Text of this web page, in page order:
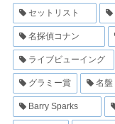
セットリスト
名探偵コナン
ライブビューイング
グラミー賞 名盤
Barry Sparks